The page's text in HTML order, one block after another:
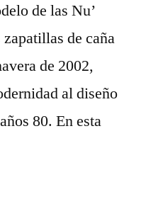
de las Nu’
de caña
de 2002,
al diseño
80. En esta